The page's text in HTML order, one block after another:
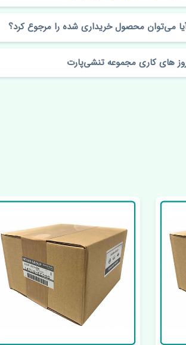
می‌توان محصول خریداری شده را مرجوع کرد؟
های کاری مجموعه تنشی‌پارت